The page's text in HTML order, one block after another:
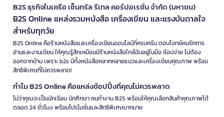
B2S ธุรกิจในเครือ เซ็นทรัล รีเทล คอร์ปอเรชั่น จำกัด (มหาชน)
B2S Online แหล่งรวมหนังสือ เครื่องเขียน และแรงบันดาลใจ
สำหรับทุกวัย
B2S Online คือร้านหนังสือและเครื่องเขียนออนไลน์ที่ครบครัน ตอบโจทย์คนรักการ
อ่านและงานเขียน ให้คุณรู้สึกเหมือนมีร้านหนังสือใกล้ฉันอยู่ในมือ ช้อปง่าย ไม่ต้อง
ออกจากบ้าน เพราะ b2s มีทั้งหนังสือหลากหลายแนวและเครื่องเขียนคุณภาพ พร้อม
สิทธิพิเศษที่ไม่ควรพลาด!
ทำไม B2S Online คือแหล่งช้อปปิ้งที่คุณไม่ควรพลาด
ไม่ว่าคุณจะเป็นนักเรียน นักศึกษา คนทำงาน B2S พร้อมให้คุณเลือกสินค้าคุณภาพได้
ตลอด 24 ชั่วโมง พร้อมโปรโมชั่นและสิทธิพิเศษมากมาย